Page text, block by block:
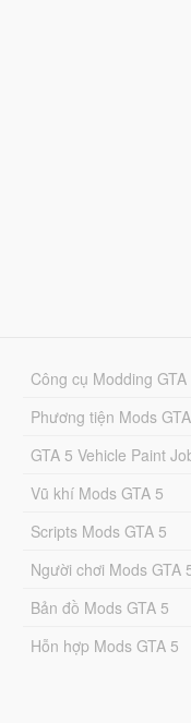
Công cụ Modding GTA
Phương tiện Mods
GTA 5 Vehicle Paint
Vũ khí Mods GTA 5
Scripts Mods GTA 5
Người chơi Mods GTA
Bản đồ Mods GTA 5
Hỗn hợp Mods GTA 5